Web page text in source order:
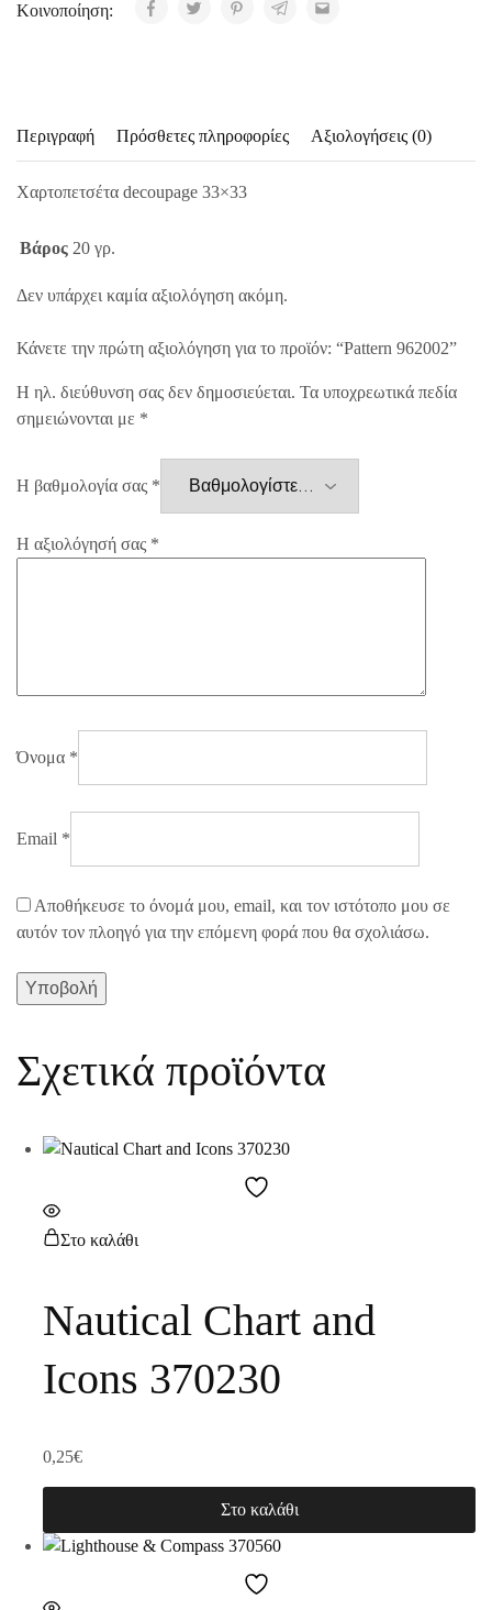
Κοινοποίηση:
Περιγραφή Πρόσθετες πληροφορίες Αξιολογήσεις (0)
Χαρτοπετσέτα decoupage 33×33
Βάρος 20 γρ.
Δεν υπάρχει καμία αξιολόγηση ακόμη.
Κάνετε την πρώτη αξιολόγηση για το προϊόν: “Pattern 962002”
Η ηλ. διεύθυνση σας δεν δημοσιεύεται. Τα υποχρεωτικά πεδία
σημειώνονται με *
Η βαθμολογία σας *
Η αξιολόγησή σας *
Όνομα *
Email *
Αποθήκευσε το όνομά μου, email, και τον ιστότοπο μου σε
αυτόν τον πλοηγό για την επόμενη φορά που θα σχολιάσω.
Σχετικά προϊόντα
Στο καλάθι
Nautical Chart and
Icons 370230
0,25€
Στο καλάθι